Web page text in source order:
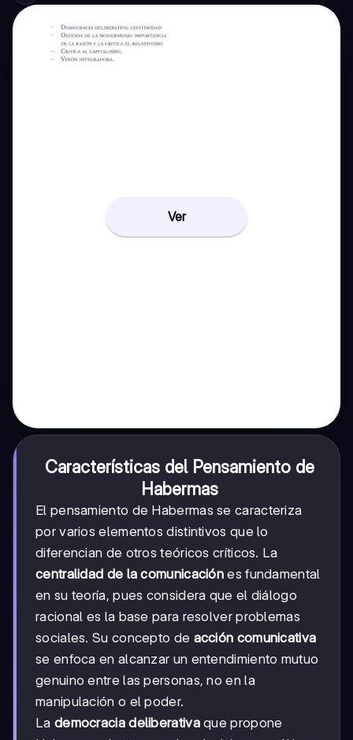
Ver
Características del Pensamiento de
Habermas
El pensamiento de Habermas se caracteriza
por varios elementos distintivos que lo
diferencian de otros teóricos críticos. La
centralidad de la comunicación es fundamental
en su teoría, pues considera que el diálogo
racional es la base para resolver problemas
sociales. Su concepto de acción comunicativa
se enfoca en alcanzar un entendimiento mutuo
genuino entre las personas, no en la
manipulación o el poder.
La democracia deliberativaque propone